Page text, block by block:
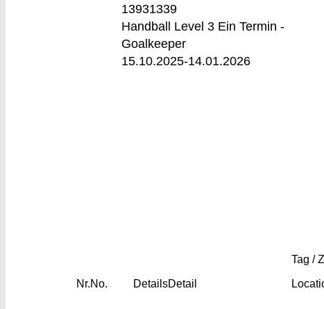
13931339
Handball Level 3 Ein Termin -
Goalkeeper
15.10.2025-14.01.2026
Nr.No. DetailsDetail
Tag /